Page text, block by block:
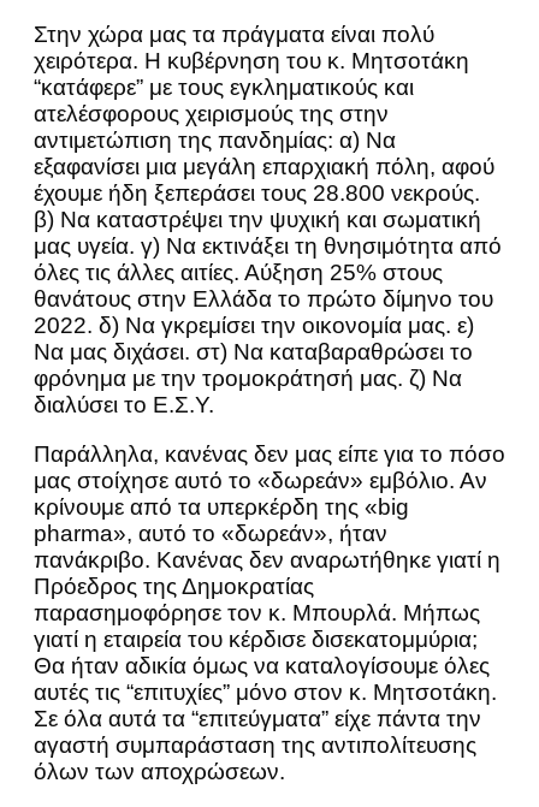
Στην χώρα μας τα πράγματα είναι πολύ
χειρότερα. Η κυβέρνηση του κ. Μητσοτάκη
“κατάφερε” με τους εγκληματικούς και
ατελέσφορους χειρισμούς της στην
αντιμετώπιση της πανδημίας: α) Να
εξαφανίσει μια μεγάλη επαρχιακή πόλη, αφού
έχουμε ήδη ξεπεράσει τους 28.800 νεκρούς.
β) Να καταστρέψει την ψυχική και σωματική
μας υγεία. γ) Να εκτινάξει τη θνησιμότητα από
όλες τις άλλες αιτίες. Αύξηση 25% στους
θανάτους στην Ελλάδα το πρώτο δίμηνο του
2022. δ) Να γκρεμίσει την οικονομία μας. ε)
Να μας διχάσει. στ) Να καταβαραθρώσει το
φρόνημα με την τρομοκράτησή μας. ζ) Να
διαλύσει το Ε.Σ.Υ.
Παράλληλα, κανένας δεν μας είπε για το πόσο
μας στοίχησε αυτό το «δωρεάν» εμβόλιο. Αν
κρίνουμε από τα υπερκέρδη της «big
pharma», αυτό το «δωρεάν», ήταν
πανάκριβο. Κανένας δεν αναρωτήθηκε γιατί η
Πρόεδρος της Δημοκρατίας
παρασημοφόρησε τον κ. Μπουρλά. Μήπως
γιατί η εταιρεία του κέρδισε δισεκατομμύρια;
Θα ήταν αδικία όμως να καταλογίσουμε όλες
αυτές τις “επιτυχίες” μόνο στον κ. Μητσοτάκη.
Σε όλα αυτά τα “επιτεύγματα” είχε πάντα την
αγαστή συμπαράσταση της αντιπολίτευσης
όλων των αποχρώσεων.